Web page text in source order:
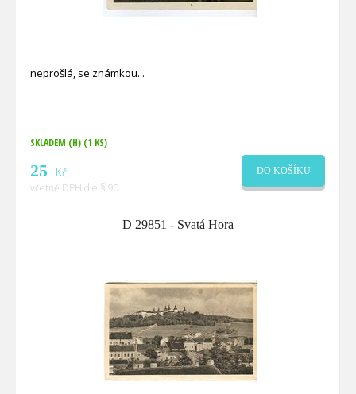
neprošlá, se známkou
SKLADEM (H) (1 KS)
25 Kč
včetně DPH dle § 90
DO KOŠÍKU
D 29851 - Svatá Hora